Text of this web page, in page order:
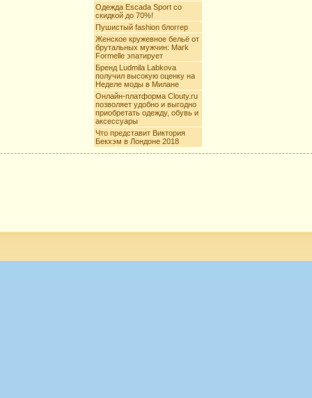
Одежда Escada Sport со
скидкой до 70%!
Пушистый fashion блоггер
Женское кружевное бельё от
брутальных мужчин: Mark
Formelle эпатирует
Бренд Ludmila Labkova
получил высокую оценку на
Неделе моды в Милане
Онлайн-платформа Clouty.ru
позволяет удобно и выгодно
приобретать одежду, обувь и
аксессуары
Что представит Виктория
Бекхэм в Лондоне 2018